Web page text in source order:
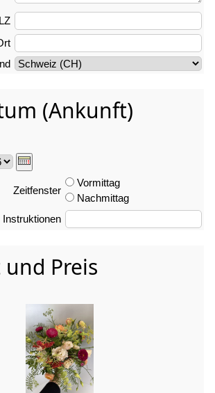
(Ankunft)
Zeitfenster
Vormittag
Nachmittag
Instruktionen
Preis